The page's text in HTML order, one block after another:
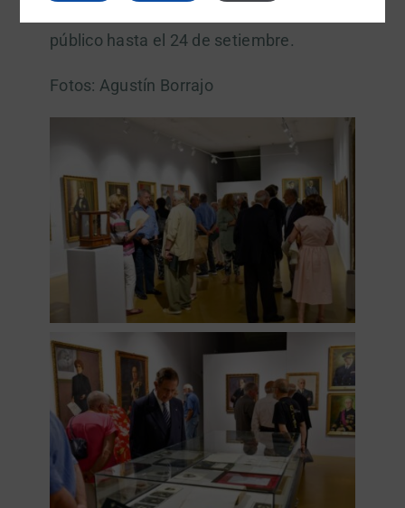
público hasta el 24 de setiembre.
Fotos: Agustín Borrajo